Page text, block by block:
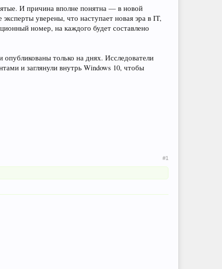
И причина вполне понятна — в новой
уверены, что наступает новая эра в IT,
номер, на каждого будет составлено
только на днях. Исследователи
и заглянули внутрь Windows 10, чтобы
#1